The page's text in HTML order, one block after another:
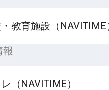
教育施設（NAVITIME
報
（NAVITIME）